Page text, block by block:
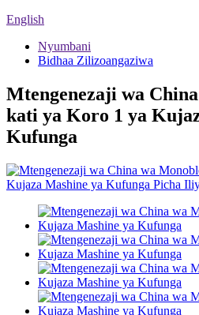
English
Nyumbani
Bidhaa Zilizoangaziwa
Mtengenezaji wa
kati ya Koro 1 ya
Kufunga